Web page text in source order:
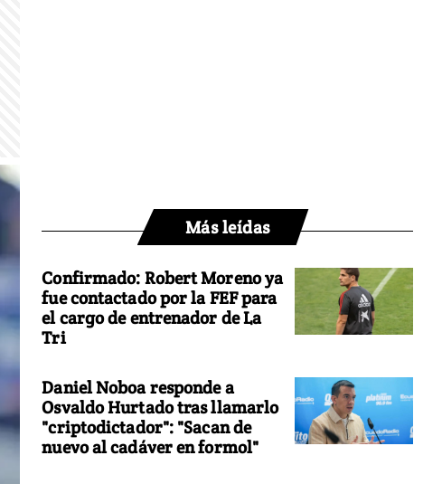
Más leídas
Confirmado: Robert Moreno ya
fue contactado por la FEF para
el cargo de entrenador de La
Tri
Daniel Noboa responde a
Osvaldo Hurtado tras llamarlo
"criptodictador": "Sacan de
nuevo al cadáver en formol"